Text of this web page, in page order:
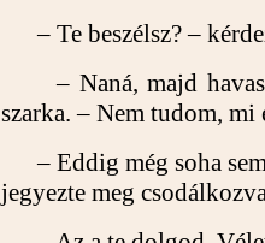
– Te beszélsz? –
– Naná, majd havasi
szarka. – Nem tudom, mi
– Eddig még soha
jegyezte meg